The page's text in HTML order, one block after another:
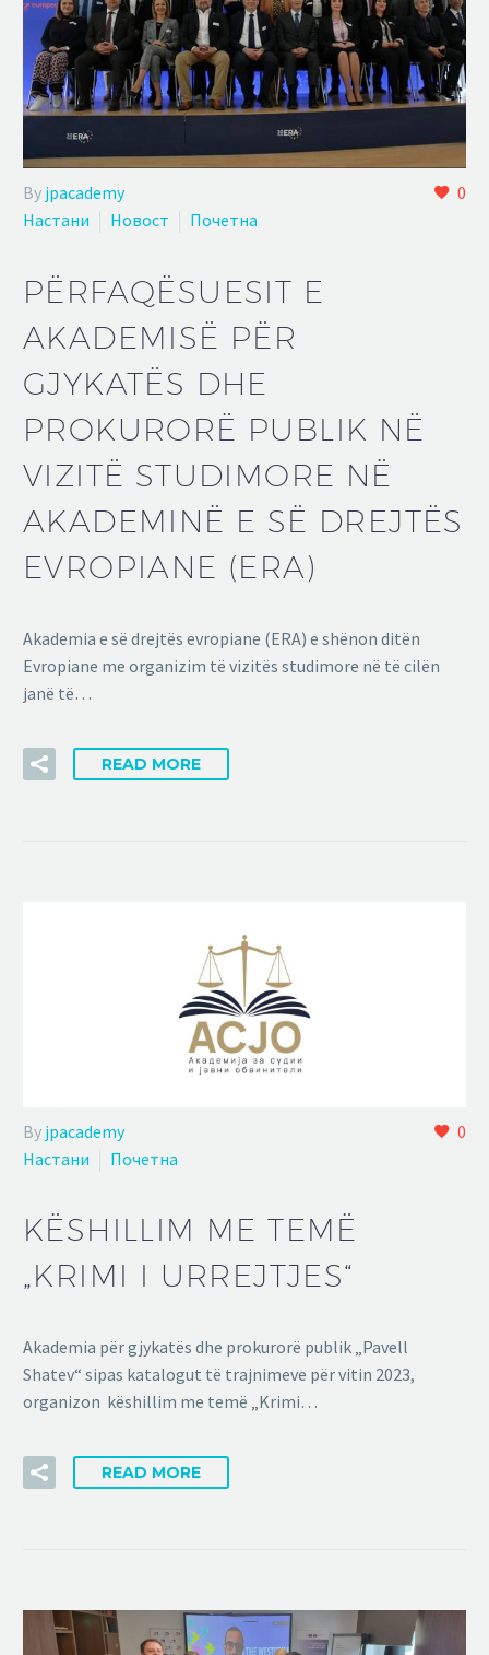
0
By jpacademy
Настани
Новост Почетна
PËRFAQËSUESIT E
AKADEMISË PËR
GJYKATËS DHE
PROKURORË PUBLIK NË
VIZITË STUDIMORE NË
AKADEMINË E SË DREJTËS
EVROPIANE (ERA)
Akademia e së drejtës evropiane (ERA) e shënon ditën
Evropiane me organizim të vizitës studimore në të cilën
janë të…
READ MORE
0
By jpacademy
Настани
Почетна
KËSHILLIM ME TEMË
„KRIMI I URREJTJES“
Akademia për gjykatës dhe prokurorë publik „Pavell
Shatev“ sipas katalogut të trajnimeve për vitin 2023,
organizon këshillim me temë „Krimi…
READ MORE